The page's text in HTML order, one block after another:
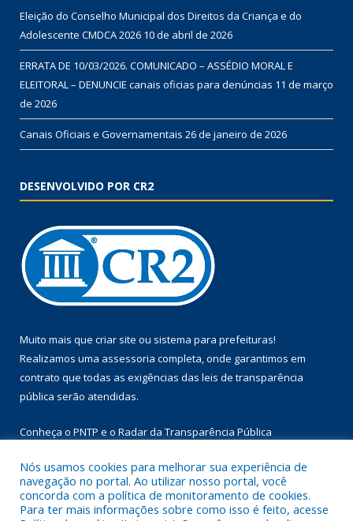
Eleição do Conselho Municipal dos Direitos da Criança e do
Adolescente CMDCA 2026 10 de abril de 2026
ERRATA DE 10/03/2026. COMUNICADO – ASSÉDIO MORAL E
ELEITORAL – DENUNCIE canais oficias para denúncias 11 de março
de 2026
Canais Oficiais e Governamentais 26 de janeiro de 2026
DESENVOLVIDO POR CR2
Muito mais que criar site ou sistema para prefeituras!
Realizamos uma assessoria completa, onde garantimos em
contrato que todas as exigências das leis de transparência
pública serão atendidas.
Conheça o PNTP e o Radar da Transparência Pública
Todos os direitos reservados a Prefeitura Municipal de Floresta
Nós usamos cookies para melhorar sua experiência de
navegação no portal. Ao utilizar nosso portal, você
concorda com a política de monitoramento de cookies.
Para ter mais informações sobre como isso é feito, acesse